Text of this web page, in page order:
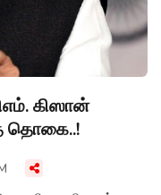
கிஸான்
தொகை..!